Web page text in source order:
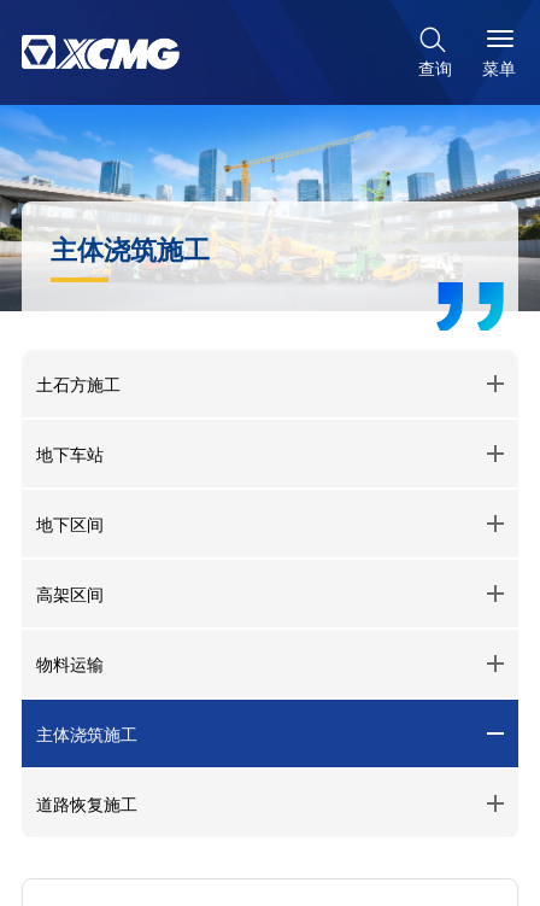

查询 菜单
主体浇筑施工
土石方施工
地下车站
地下区间
高架区间
物料运输
主体浇筑施工
道路恢复施工